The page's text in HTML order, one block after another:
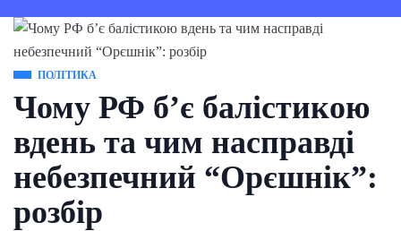
ПОЛІТИКА
Чому РФ б’є балістикою
вдень та чим насправді
небезпечний “Орєшнік”:
розбір